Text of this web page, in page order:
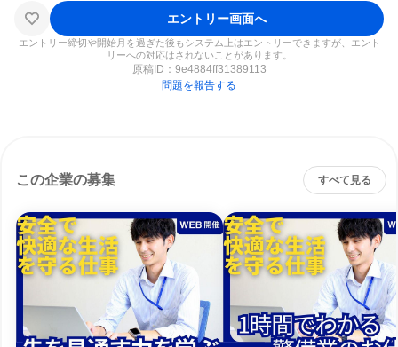
エントリー画面へ
エントリー締切や開始月を過ぎた後もシステム上はエントリーできますが、エント
リーへの対応はされないことがあります。
原稿ID： 9e4884ff31389113
問題を報告する
この企業の募集 すべて見る